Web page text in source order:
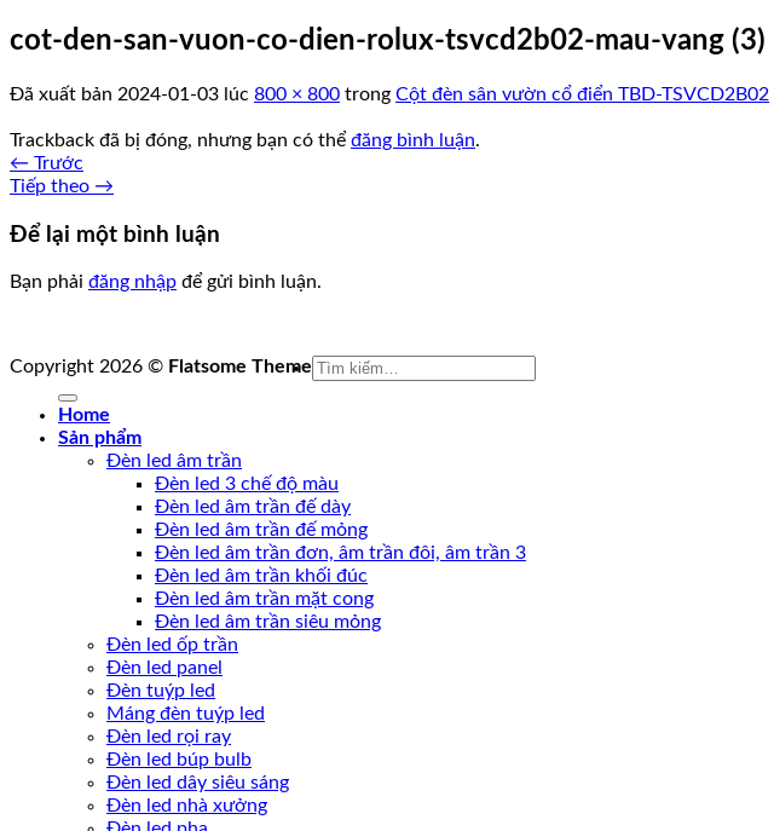
cot-den-san-vuon-co-dien-rolux-tsvcd2b02-mau-vang (3)
Đã xuất bản 2024-01-03 lúc 800 × 800 trong Cột đèn sân vườn cổ điển TBD-TSVCD2B02
Trackback đã bị đóng, nhưng bạn có thể đăng bình luận.
← Trước
Tiếp theo →
Để lại một bình luận
Bạn phải đăng nhập để gửi bình luận.
Copyright 2026 © Flatsome Theme Tìm
Home
Sản phẩm
Đèn led âm trần
Đèn led 3 chế độ màu
Đèn led âm trần đế dày
Đèn led âm trần đế mỏng
Đèn led âm trần đơn, âm trần đôi, âm trần 3
Đèn led âm trần khối đúc
Đèn led âm trần mặt cong
Đèn led âm trần siêu mỏng
Đèn led ốp trần
Đèn led panel
Đèn tuýp led
Máng đèn tuýp led
Đèn led rọi ray
Đèn led búp bulb
Đèn led dây siêu sáng
Đèn led nhà xưởng